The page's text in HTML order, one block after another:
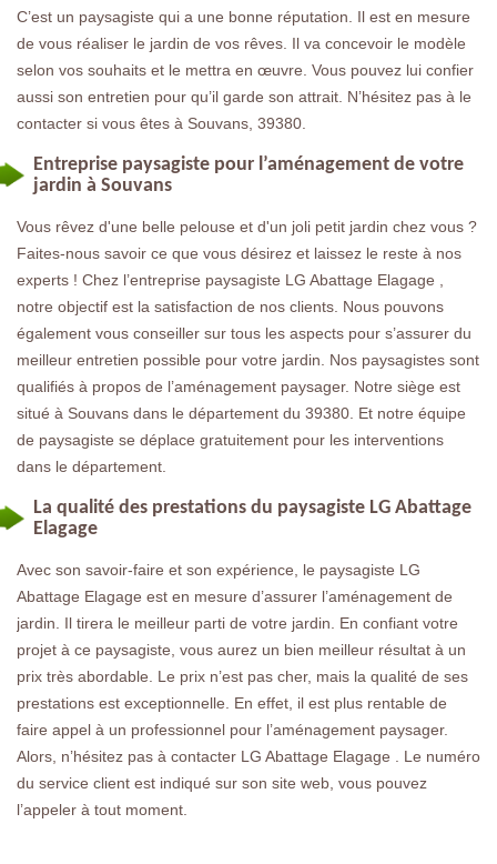
C’est un paysagiste qui a une bonne réputation. Il est en mesure
de vous réaliser le jardin de vos rêves. Il va concevoir le modèle
selon vos souhaits et le mettra en œuvre. Vous pouvez lui confier
aussi son entretien pour qu’il garde son attrait. N’hésitez pas à le
contacter si vous êtes à Souvans, 39380.
Entreprise paysagiste pour l’aménagement de votre
jardin à Souvans
Vous rêvez d'une belle pelouse et d'un joli petit jardin chez vous ?
Faites-nous savoir ce que vous désirez et laissez le reste à nos
experts ! Chez l’entreprise paysagiste LG Abattage Elagage ,
notre objectif est la satisfaction de nos clients. Nous pouvons
également vous conseiller sur tous les aspects pour s’assurer du
meilleur entretien possible pour votre jardin. Nos paysagistes sont
qualifiés à propos de l’aménagement paysager. Notre siège est
situé à Souvans dans le département du 39380. Et notre équipe
de paysagiste se déplace gratuitement pour les interventions
dans le département.
La qualité des prestations du paysagiste LG Abattage
Elagage
Avec son savoir-faire et son expérience, le paysagiste LG
Abattage Elagage est en mesure d’assurer l’aménagement de
jardin. Il tirera le meilleur parti de votre jardin. En confiant votre
projet à ce paysagiste, vous aurez un bien meilleur résultat à un
prix très abordable. Le prix n’est pas cher, mais la qualité de ses
prestations est exceptionnelle. En effet, il est plus rentable de
faire appel à un professionnel pour l’aménagement paysager.
Alors, n’hésitez pas à contacter LG Abattage Elagage . Le numéro
du service client est indiqué sur son site web, vous pouvez
l’appeler à tout moment.